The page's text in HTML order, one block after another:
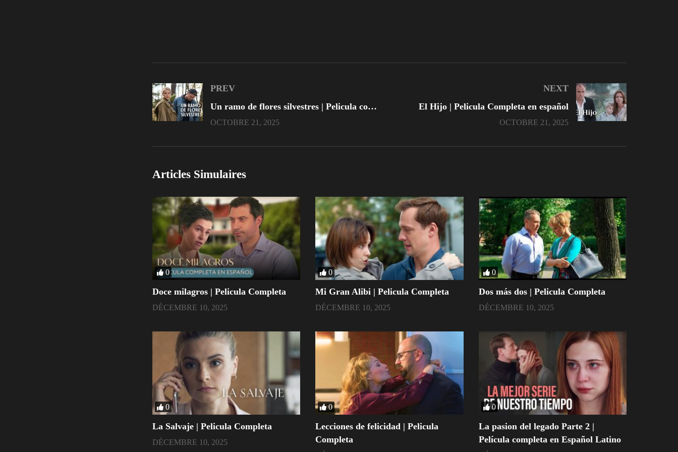
PREV
Un ramo de flores silvestres | Pelicula completa en español
OCTOBRE 21, 2025
NEXT
El Hijo | Pelicula Completa en español
OCTOBRE 21, 2025
Articles Simulaires
0
Doce milagros | Pelicula Completa
DÉCEMBRE 10, 2025
0
Mi Gran Alibi | Pelicula Completa
DÉCEMBRE 10, 2025
0
Dos más dos | Pelicula Completa
DÉCEMBRE 10, 2025
0
La Salvaje | Pelicula Completa
DÉCEMBRE 10, 2025
0
Lecciones de felicidad | Pelicula
Completa
0
La pasion del legado Parte 2 |
Película completa en Español Latino